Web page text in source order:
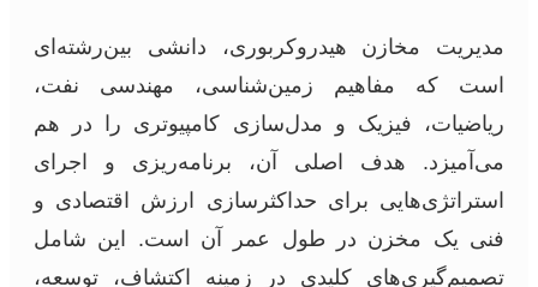
مدیریت مخازن هیدروکربوری، دانشی بین‌رشته‌ای
است که مفاهیم زمین‌شناسی، مهندسی نفت،
ریاضیات، فیزیک و مدل‌سازی کامپیوتری را در هم
می‌آمیزد. هدف اصلی آن، برنامه‌ریزی و اجرای
استراتژی‌هایی برای حداکثرسازی ارزش اقتصادی و
فنی یک مخزن در طول عمر آن است. این شامل
تصمیم‌گیری‌های کلیدی در زمینه اکتشاف، توسعه،